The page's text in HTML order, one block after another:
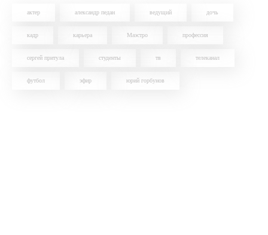
актер александр педан ведущий дочь
кадр карьера Маэстро профессия
сергей притула студенты тв телеканал
футбол эфир юрий горбунов